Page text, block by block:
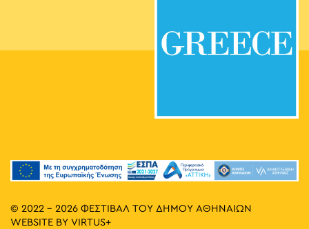
© 2022 - 2026 ΦΕΣΤΙΒΑΛ ΤΟΥ ΔΗΜΟΥ ΑΘΗΝΑΙΩΝ
WEBSITE BY VIRTUS+